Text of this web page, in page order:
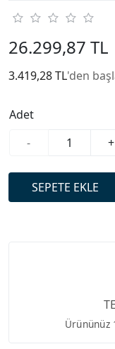
26.299,87 TL
3.419,28 TL'den
Adet
-
+